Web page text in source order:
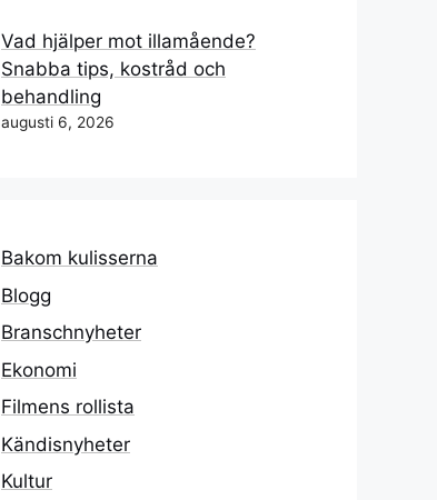
Vad hjälper mot illamående?
Snabba tips, kostråd och
behandling
augusti 6, 2026
Bakom kulisserna
Blogg
Branschnyheter
Ekonomi
Filmens rollista
Kändisnyheter
Kultur